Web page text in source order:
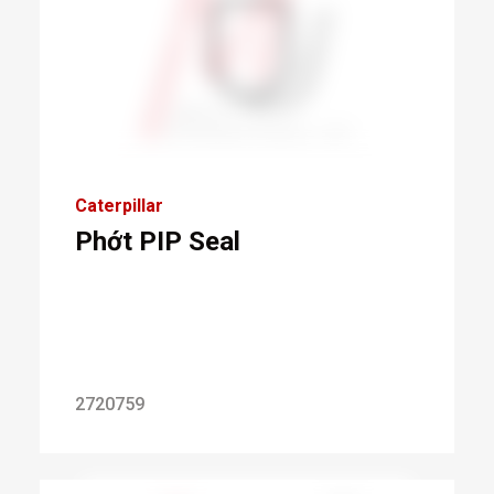
Caterpillar
Phớt PIP Seal
2720759